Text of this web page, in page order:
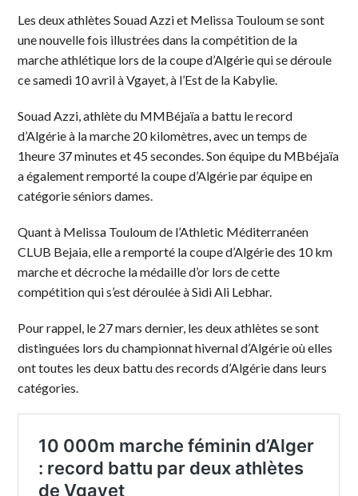
Les deux athlètes Souad Azzi et Melissa Touloum se sont
une nouvelle fois illustrées dans la compétition de la
marche athlétique lors de la coupe d’Algérie qui se déroule
ce samedi 10 avril à Vgayet, à l’Est de la Kabylie.
Souad Azzi, athlète du MMBéjaïa a battu le record
d’Algérie à la marche 20 kilomètres, avec un temps de
1heure 37 minutes et 45 secondes. Son équipe du MBbéjaïa
a également remporté la coupe d’Algérie par équipe en
catégorie séniors dames.
Quant à Melissa Touloum de l’Athletic Méditerranéen
CLUB Bejaia, elle a remporté la coupe d’Algérie des 10 km
marche et décroche la médaille d’or lors de cette
compétition qui s’est déroulée à Sidi Ali Lebhar.
Pour rappel, le 27 mars dernier, les deux athlètes se sont
distinguées lors du championnat hivernal d’Algérie où elles
ont toutes les deux battu des records d’Algérie dans leurs
catégories.